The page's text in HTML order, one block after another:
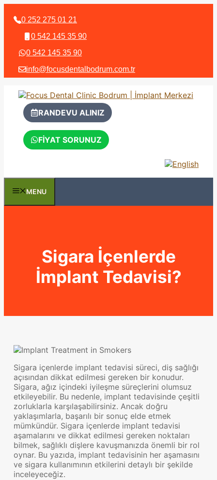
atla 0 252 275 01 21
0 542 145 35 90
0 542 145 35 90
info@focusdentalbodrum.com.tr
RANDEVU ALINIZ
FİYAT SORUNUZ
MENU
Sigara İçenlerde
İmplant Tedavisi?
Sigara içenlerde implant tedavisi süreci, diş sağlığı
açısından dikkat edilmesi gereken bir konudur.
Sigara, ağız içindeki iyileşme süreçlerini olumsuz
etkileyebilir. Bu nedenle, implant tedavisinde çeşitli
zorluklarla karşılaşabilirsiniz. Ancak doğru
yaklaşımlarla, başarılı bir sonuç elde etmek
mümkündür. Sigara içenlerde implant tedavisi
aşamalarını ve dikkat edilmesi gereken noktaları
bilmek, sağlıklı dişlere kavuşmanızda önemli bir rol
oynar. Bu yazıda, implant tedavisinin her aşamasını
ve sigara kullanımının etkilerini detaylı bir şekilde
inceleyeceğiz.